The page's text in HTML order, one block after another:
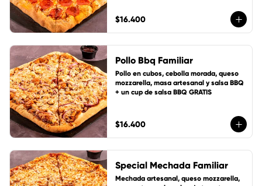
$16.400
Pollo Bbq Familiar
Pollo en cubos, cebolla morada, queso
mozzarella, masa artesanal y salsa BBQ
+ un cup de salsa BBQ GRATIS
$16.400
Special Mechada Familiar
Mechada artesanal, queso mozzarella,